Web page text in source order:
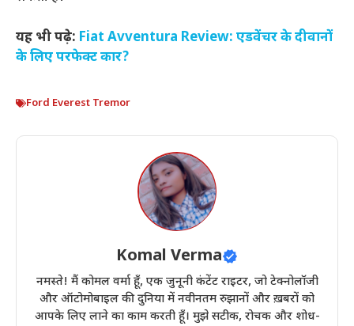
यह भी पढ़े: Fiat Avventura Review: एडवेंचर के दीवानों
के लिए परफेक्ट कार?
Ford Everest Tremor
Komal Verma
नमस्ते! मैं कोमल वर्मा हूँ, एक जुनूनी कंटेंट राइटर, जो टेक्नोलॉजी
और ऑटोमोबाइल की दुनिया में नवीनतम रुझानों और ख़बरों को
आपके लिए लाने का काम करती हूँ। मुझे सटीक, रोचक और शोध-